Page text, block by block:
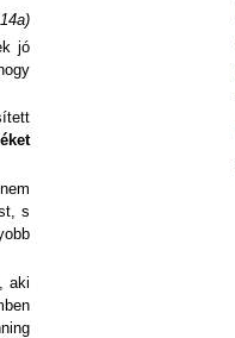
jó
s
aki